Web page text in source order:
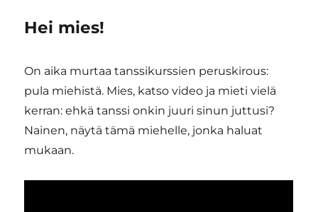
Hei mies!
On aika murtaa tanssikurssien peruskirous:
pula miehistä. Mies, katso video ja mieti vielä
kerran: ehkä tanssi onkin juuri sinun juttusi?
Nainen, näytä tämä miehelle, jonka haluat
mukaan.